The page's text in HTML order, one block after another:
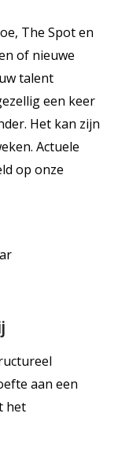
The Spot en
of nieuwe
talent
een keer
Het kan zijn
Actuele
op onze
aan een
het